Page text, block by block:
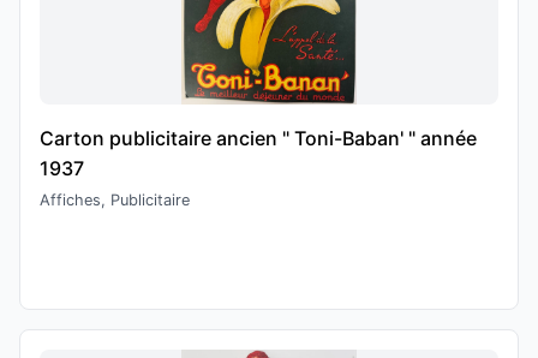
Carton publicitaire ancien " Toni-Baban' " année
1937
Affiches, Publicitaire